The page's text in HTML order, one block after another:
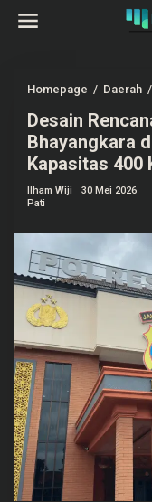
Homepage / Daerah /
Desain
Bhayangkara
Kapasitas 400
Ilham Wiji
30 Mei 2026
Pati